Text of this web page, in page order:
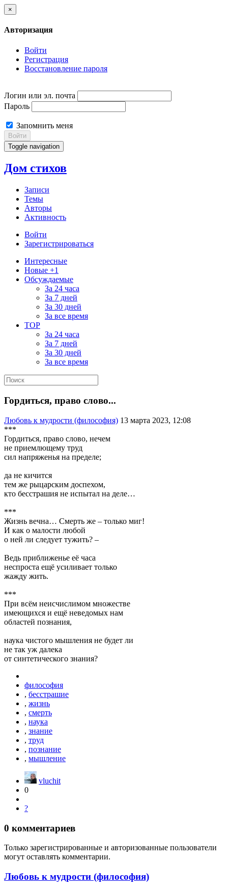
×
Авторизация
Войти
Регистрация
Восстановление пароля
Логин или эл. почта
Пароль
Запомнить меня
Войти
Toggle navigation
Дом стихов
Записи
Темы
Авторы
Активность
Войти
Зарегистрироваться
Интересные
Новые +1
Обсуждаемые
За 24 часа
За 7 дней
За 30 дней
За все время
TOP
За 24 часа
За 7 дней
За 30 дней
За все время
Гордиться, право слово...
Любовь к мудрости (философия) 13 марта 2023, 12:08
***
Гордиться, право слово, нечем
не приемлющему труд
сил напряженья на пределе;
да не кичится
тем же рыцарским доспехом,
кто бесстрашия не испытал на деле…
***
Жизнь вечна… Смерть же – только миг!
И как о малости любой
о ней ли следует тужить? –
Ведь приближенье её часа
неспроста ещё усиливает только
жажду жить.
***
При всём неисчислимом множестве
имеющихся и ещё неведомых нам
областей познания,
наука чистого мышления не будет ли
не так уж далека
от синтетического знания?
философия
, бесстрашие
, жизнь
, смерть
, наука
, знание
, труд
, познание
, мышление
vluchit
0
?
0 комментариев
Только зарегистрированные и авторизованные пользователи
могут оставлять комментарии.
Любовь к мудрости (философия)